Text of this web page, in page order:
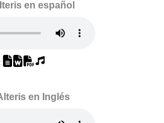
en español
en Inglés